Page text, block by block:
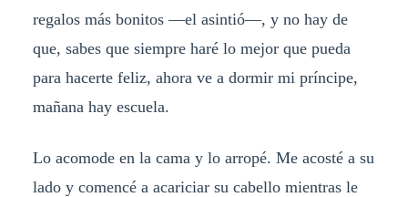
regalos más bonitos —el asintió—, y no hay de
que, sabes que siempre haré lo mejor que pueda
para hacerte feliz, ahora ve a dormir mi príncipe,
mañana hay escuela.
Lo acomode en la cama y lo arropé. Me acosté a su
lado y comencé a acariciar su cabello mientras le